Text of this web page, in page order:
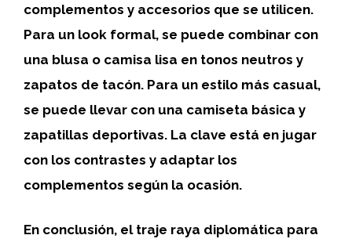
complementos y accesorios que se utilicen.
Para un look formal, se puede combinar con
una blusa o camisa lisa en tonos neutros y
zapatos de tacón. Para un estilo más casual,
se puede llevar con una camiseta básica y
zapatillas deportivas. La clave está en jugar
con los contrastes y adaptar los
complementos según la ocasión.
En conclusión, el traje raya diplomática para